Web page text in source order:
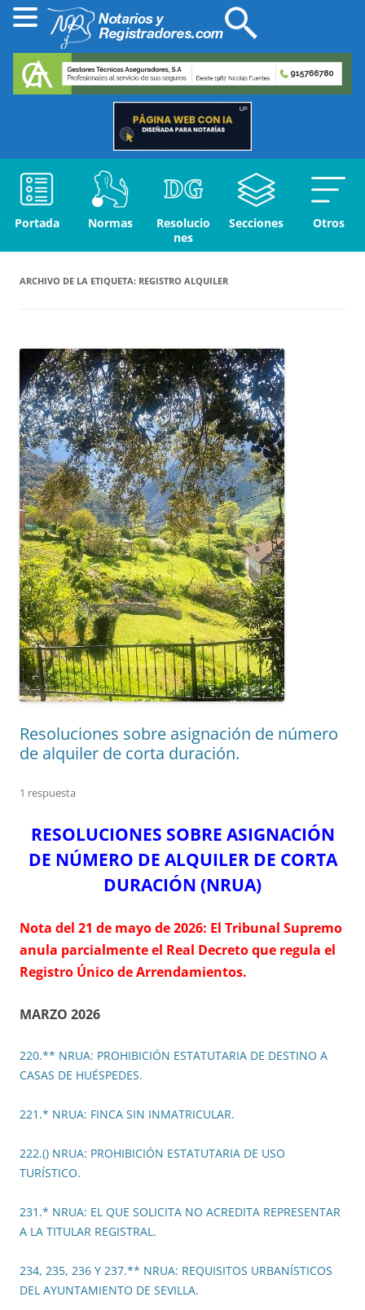
Portada Normas
Resolucio
nes
Secciones Otros
ARCHIVO DE LA ETIQUETA: REGISTRO ALQUILER
Resoluciones sobre asignación de número
de alquiler de corta duración.
1 respuesta
RESOLUCIONES SOBRE ASIGNACIÓN
DE NÚMERO DE ALQUILER DE CORTA
DURACIÓN (NRUA)
Nota del 21 de mayo de 2026: El Tribunal Supremo
anula parcialmente el Real Decreto que regula el
Registro Único de Arrendamientos.
MARZO 2026
220.** NRUA: PROHIBICIÓN ESTATUTARIA DE DESTINO A
CASAS DE HUÉSPEDES.
221.* NRUA: FINCA SIN INMATRICULAR.
222.() NRUA: PROHIBICIÓN ESTATUTARIA DE USO
TURÍSTICO.
231.* NRUA: EL QUE SOLICITA NO ACREDITA REPRESENTAR
A LA TITULAR REGISTRAL.
234, 235, 236 Y 237.** NRUA: REQUISITOS URBANÍSTICOS
DEL AYUNTAMIENTO DE SEVILLA.